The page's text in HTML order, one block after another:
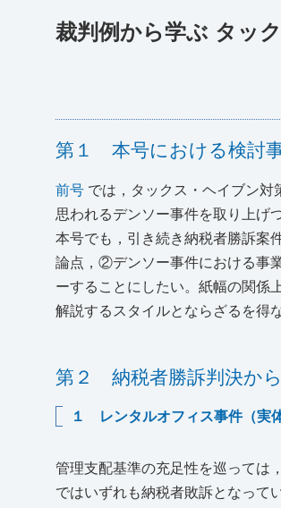
裁判例から学ぶ タッ
第１ 本号における検討
前号 では，タックス・ヘイブン対
思われるデンソー事件を取り上げ
本号でも，引き続き納税者勝訴案
論点，②デンソー事件における事
ーすることにしたい。紙幅の関係
解説するスタイルとならざるを得
第２ 納税者勝訴判決から
１ レンタルオフィス事件（実
管理支配基準の充足性を巡っては
ではいずれも納税者敗訴となって